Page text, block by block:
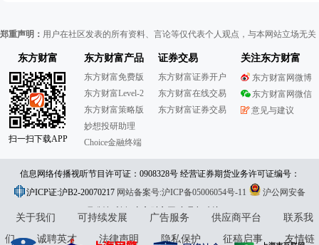
郑重声明： 用户在社区发表的所有资料、言论等仅代表个人观点，与本网站立场无
东方财富
扫一扫下载APP
东方财富产品
东方财富免费版
东方财富Level-2
东方财富策略版
妙想投研助理
Choice金融终端
证券交易
东方财富证券开户
东方财富在线交易
东方财富证券交易
关注东方财富
东方财富网微博
东方财富网微信
意见与建议
信息网络传播视听节目许可证：0908328号 经营证券期货业务许可证编号：
913101046312860336 违法和不良信息举报:021-61278686 举报邮箱：
jubao@eastmoney.com
沪ICP证:沪B2-20070217 网站备案号:沪ICP备05006054号-11
沪公网安备
31010402000120号版权所有:东方财富网意见与建议:4000300059/952500
关于我们 可持续发展 广告服务 供应商平台
联系我
们
诚聘英才 法律声明 隐私保护 征稿启事
友情链